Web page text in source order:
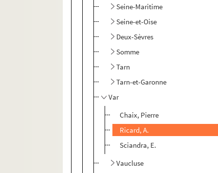
Seine-Maritime
Seine-et-Oise
Deux-Sèvres
Somme
Tarn
Tarn-et-Garonne
Var
Chaix, Pierre
Ricard, A.
Sciandra, E.
Vaucluse